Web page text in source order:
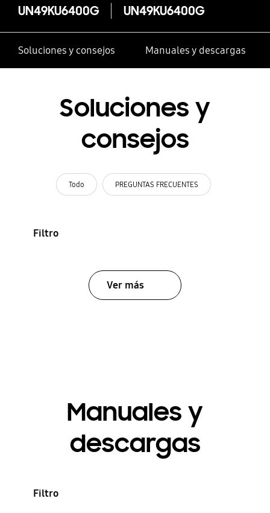
UN49KU6400G UN49KU6400G
Soluciones y consejos Manuales y descargas
Soluciones y
consejos
Todo PREGUNTAS FRECUENTES
Filtro
Ver más
Manuales y
descargas
Filtro